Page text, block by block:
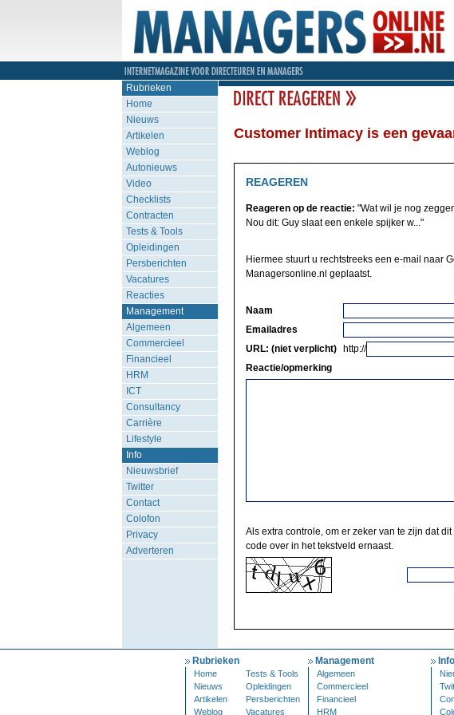
Rubrieken
Home
Nieuws
Artikelen
Weblog
Autonieuws
Video
Checklists
Contracten
Tests & Tools
Opleidingen
Persberichten
Vacatures
Reacties
Management
Algemeen
Commercieel
Financieel
HRM
ICT
Consultancy
Carrière
Lifestyle
Info
Nieuwsbrief
Twitter
Contact
Colofon
Privacy
Adverteren
Customer Intimacy is een
REAGEREN
Reageren op de reactie: "Wat wil je nog
Nou dit: Guy slaat een enkele spijker w..."
Hiermee stuurt u rechtstreeks een e-mail naar
Managersonline.nl geplaatst.
Naam
Emailadres
URL: (niet verplicht)
http://
Reactie/opmerking
Als extra controle, om er zeker van te zijn dat
code over in het tekstveld ernaast.
Rubrieken
Home
Tests & Tools
Nieuws
Opleidingen
Artikelen
Persberichten
Weblog
Vacatures
Management
Algemeen
Commercieel
Financieel
HRM
Info